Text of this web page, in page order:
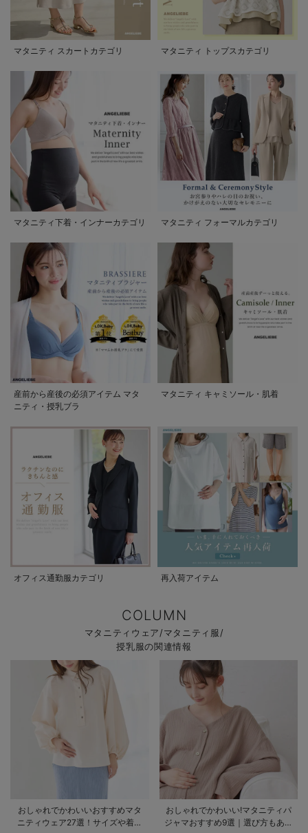
マタニティ スカートカテゴリ マタニティ トップスカテゴリ
マタニティ下着・インナーカテゴリ マタニティ フォーマルカテゴリ
産前から産後の必須アイテム マタ
ニティ・授乳ブラ
マタニティ キャミソール・肌着
オフィス通勤服カテゴリ 再入荷アイテム
COLUMN
マタニティウェア/マタニティ服/
授乳服の関連情報
おしゃれでかわいいおすすめマタ
ニティウェア27選！サイズや着る
おしゃれでかわいい!マタニティパ
ジャマおすすめ9選｜選び方もあわ